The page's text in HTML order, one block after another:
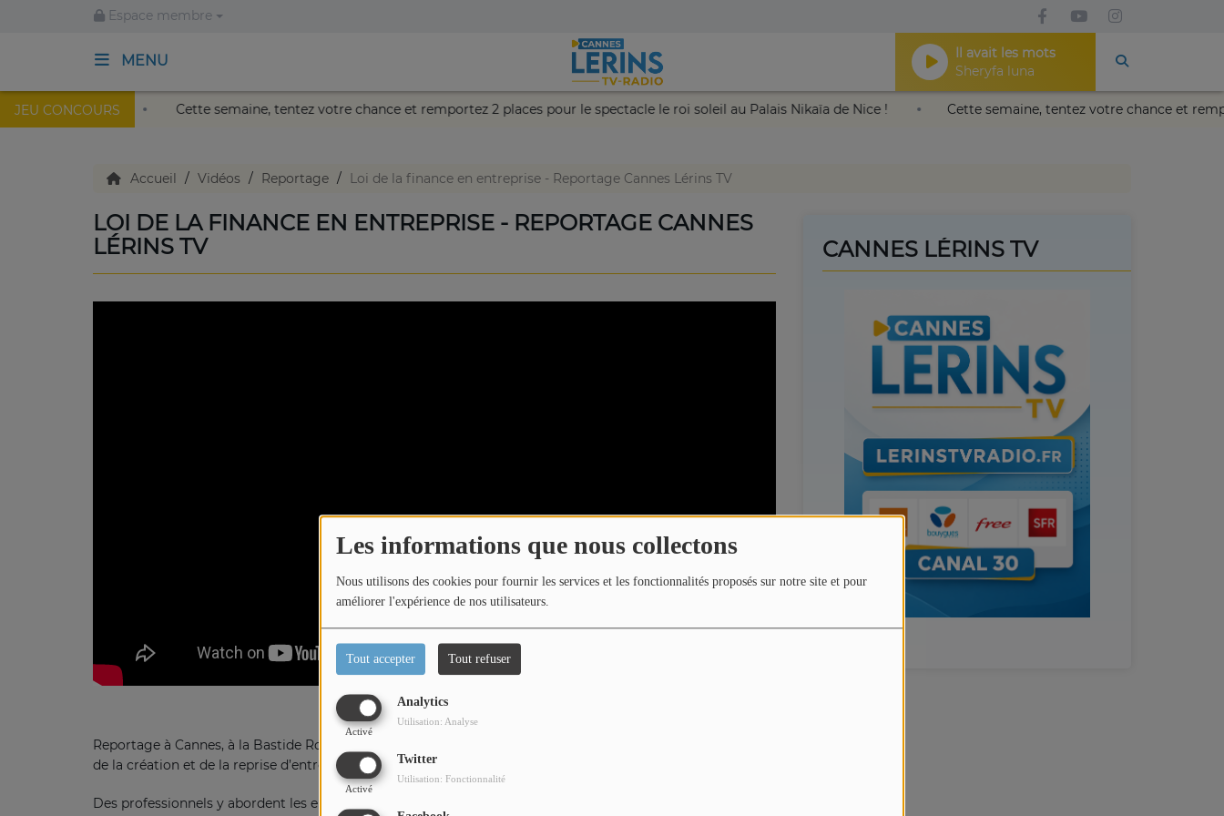
Les informations que nous collectons
Nous utilisons des cookies pour fournir les services et les fonctionnalités proposés sur notre site et pour
améliorer l'expérience de nos utilisateurs.
Tout accepter Tout refuser
Analytics
Activé
Utilisation: Analyse
Twitter
Activé
Utilisation: Fonctionnalité
Espace membre
MENU
Il avait les mots
Sheryfa luna
JEU CONCOURS
Palais Nikaïa de Nice ! Cette semaine, tentez votre chance et remportez 2 places pour le spectacle le roi soleil au Palais Nikaïa de Nice ! Cette semaine, tentez votre
ACCUEIL
TV en direct
Contactez-nous
Accueil Vidéos Reportage Loi de la finance en entreprise - Reportage Cannes Lérins TV
LOI DE LA FINANCE EN ENTREPRISE - REPORTAGE CANNES
LÉRINS TV
Reportage à Cannes, à la Bastide Rouge, au cœur d’un atelier consacré aux lois de la finance dans le cadre
de la création et de la reprise d’entreprise.
Des professionnels y abordent les enjeux financiers, les mécanismes économiques et les étapes essentielles
CANNES LÉRINS TV